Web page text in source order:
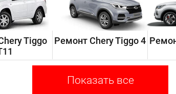
Tiggo
Ремонт Chery Tiggo 4
Показать все